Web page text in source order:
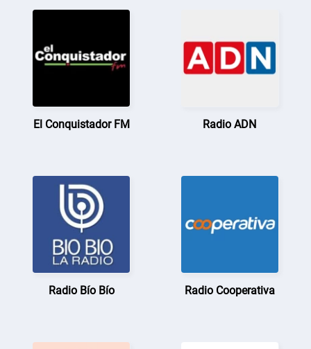
El Conquistador FM Radio ADN
Radio Bío Bío Radio Cooperativa